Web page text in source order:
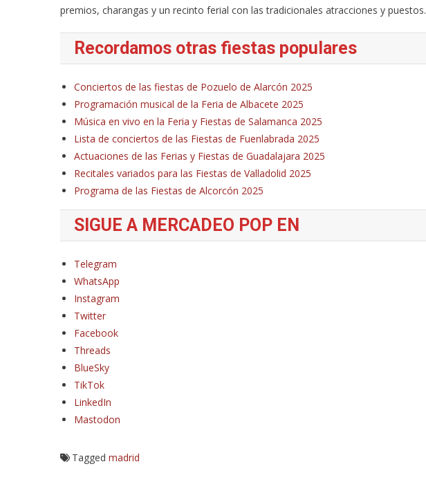
premios, charangas y un recinto ferial con las tradicionales atracciones y puestos.
Recordamos otras fiestas populares
Conciertos de las fiestas de Pozuelo de Alarcón 2025
Programación musical de la Feria de Albacete 2025
Música en vivo en la Feria y Fiestas de Salamanca 2025
Lista de conciertos de las Fiestas de Fuenlabrada 2025
Actuaciones de las Ferias y Fiestas de Guadalajara 2025
Recitales variados para las Fiestas de Valladolid 2025
Programa de las Fiestas de Alcorcón 2025
SIGUE A MERCADEO POP EN
Telegram
WhatsApp
Instagram
Twitter
Facebook
Threads
BlueSky
TikTok
LinkedIn
Mastodon
Tagged madrid